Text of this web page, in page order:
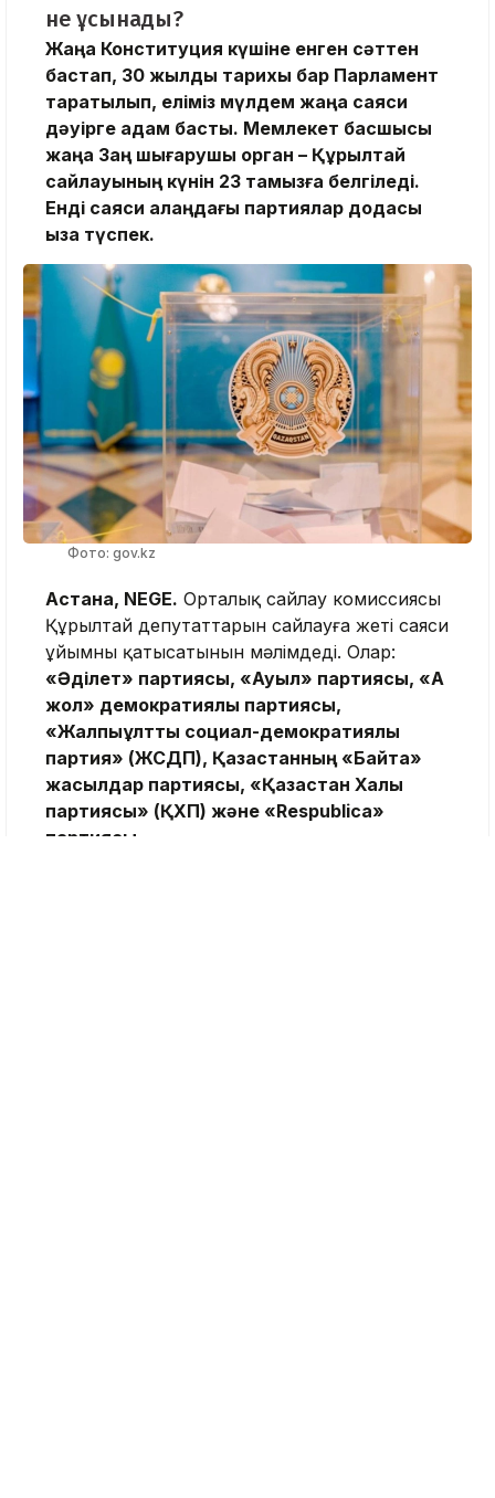
не ұсынады?
Жаңа Конституция күшіне енген сәттен
бастап, 30 жылдық тарихы бар Парламент
таратылып, еліміз мүлдем жаңа саяси
дәуірге қадам басты. Мемлекет басшысы
жаңа Заң шығарушы орган – Құрылтай
сайлауының күнін 23 тамызға белгіледі.
Енді саяси алаңдағы партиялар додасы
қыза түспек.
Фото: gov.kz
Астана, NEGE. Орталық сайлау комиссиясы
Құрылтай депутаттарын сайлауға жеті саяси
ұйымның қатысатынын мәлімдеді. Олар:
«Әділет» партиясы, «Ауыл» партиясы, «Ақ
жол» демократиялық партиясы,
«Жалпыұлттық социал-демократиялық
партия» (ЖСДП), Қазақстанның «Байтақ»
жасылдар партиясы, «Қазақстан Халық
партиясы» (ҚХП) және «Respublica»
партиясы.